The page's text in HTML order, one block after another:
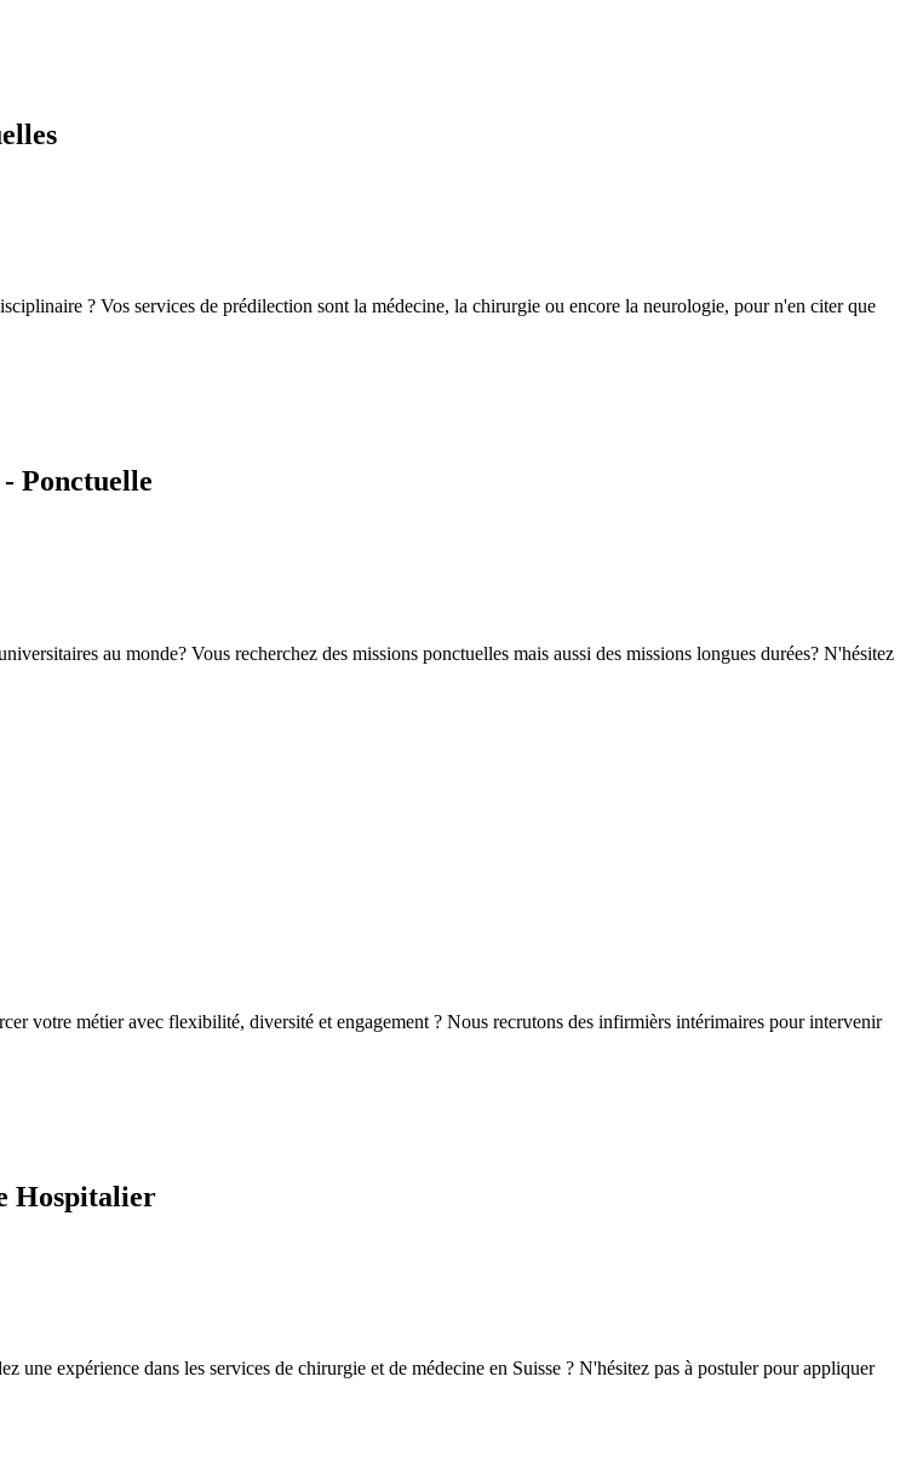
? Vos services de prédilection sont la médecine, la chirurgie ou encore la neurologie, pour n'en citer que
Ponctuelle
au monde? Vous recherchez des missions ponctuelles mais aussi des missions longues durées? N'hésitez
votre métier avec flexibilité, diversité et engagement ? Nous recrutons des infirmièrs intérimaires pour intervenir
Hospitalier
une expérience dans les services de chirurgie et de médecine en Suisse ? N'hésitez pas à postuler pour appliquer